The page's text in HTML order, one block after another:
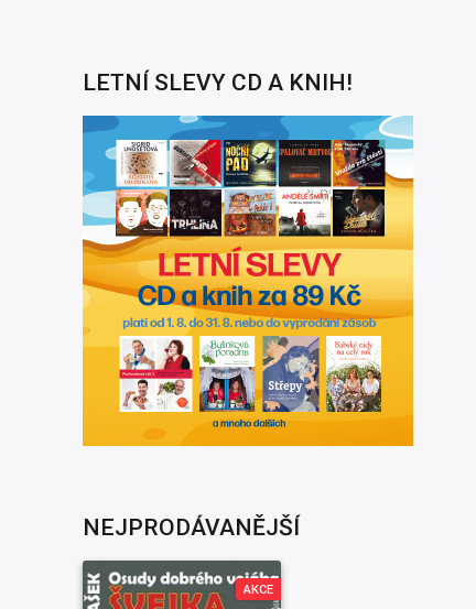
LETNÍ SLEVY CD A KNIH!
NEJPRODÁVANĚJŠÍ
AKCE